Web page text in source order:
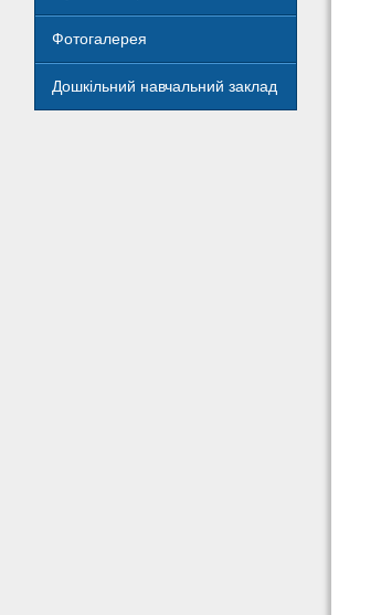
Фотогалерея
Дошкільний навчальний заклад